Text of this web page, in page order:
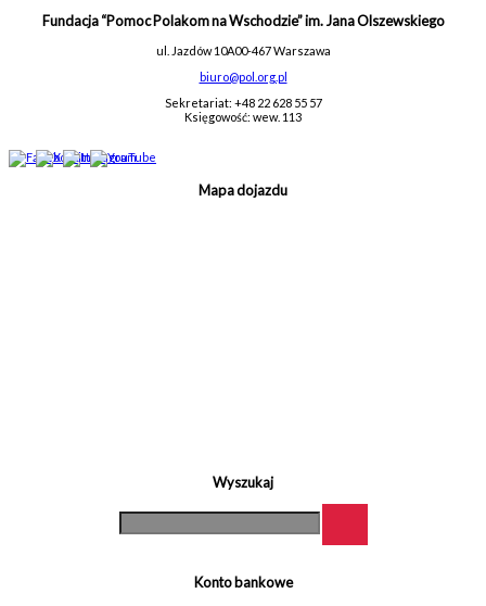
Fundacja “Pomoc Polakom na Wschodzie” im. Jana Olszewskiego
ul. Jazdów 10A00-467 Warszawa
biuro@pol.org.pl
Sekretariat: +48 22 628 55 57
Księgowość: wew. 113
Mapa dojazdu
Wyszukaj
Konto bankowe